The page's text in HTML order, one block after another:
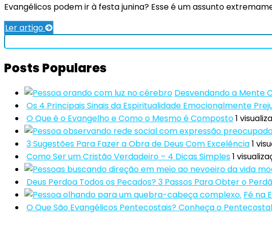
Evangélicos podem ir à festa junina? Esse é um assunto
Ler artigo
Posts Populares
Desvendando a Mente
Os 4 Principais Sinais da Espiritualidade Emocionalmente
O Que é o Evangelho e Como o Mesmo é Composto1
3 Sugestões Para Fazer a Obra de Deus Com Excelência1
Como Ser um Cristão Verdadeiro – 4 Dicas Simples1
Deus Perdoa Todos os Pecados? 3 Passos Para Obter o
Fé na
O Que São Evangélicos Pentecostais? Conheça o